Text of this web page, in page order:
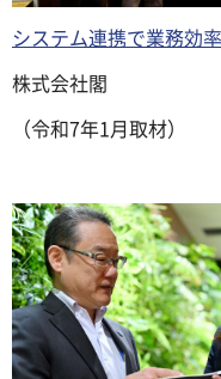
システム連携で業務効
株式会社閣
（令和7年1月取材）